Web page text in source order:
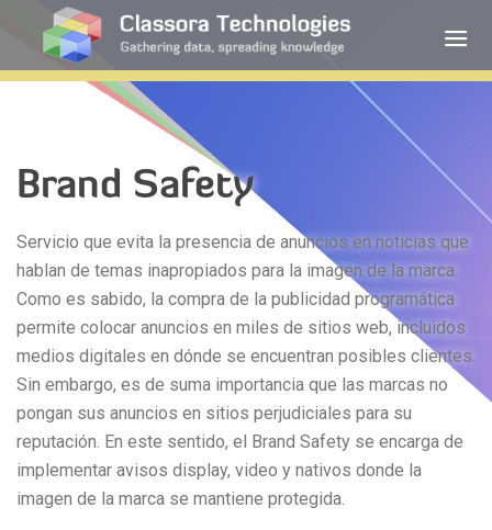
Brand Safety
Servicio que evita la presencia de anuncios en noticias que
hablan de temas inapropiados para la imagen de la marca.
Como es sabido, la compra de la publicidad programática
permite colocar anuncios en miles de sitios web, incluidos
medios digitales en dónde se encuentran posibles clientes.
Sin embargo, es de suma importancia que las marcas no
pongan sus anuncios en sitios perjudiciales para su
reputación. En este sentido, el Brand Safety se encarga de
implementar avisos display, video y nativos donde la
imagen de la marca se mantiene protegida.